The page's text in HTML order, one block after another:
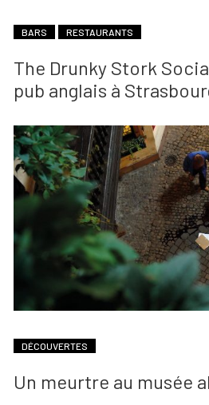
BARS RESTAURANTS
The Drunky Stork
pub anglais à
DÉCOUVERTES
Un meurtre au musée